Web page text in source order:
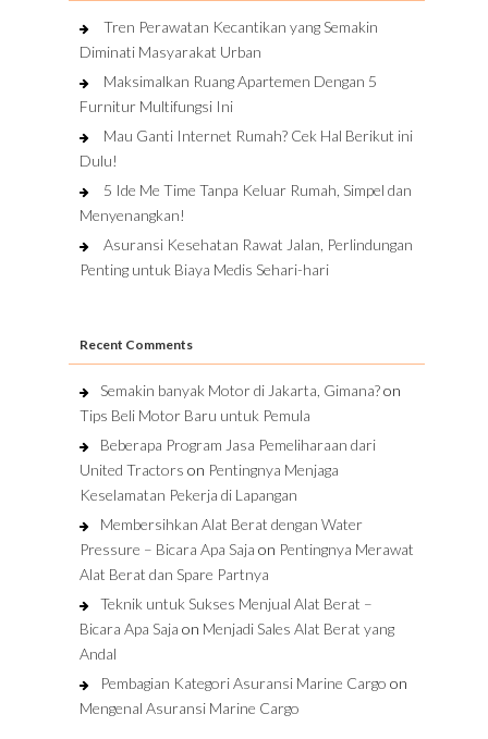
Tren Perawatan Kecantikan yang Semakin
Diminati Masyarakat Urban
Maksimalkan Ruang Apartemen Dengan 5
Furnitur Multifungsi Ini
Mau Ganti Internet Rumah? Cek Hal Berikut ini
Dulu!
5 Ide Me Time Tanpa Keluar Rumah, Simpel dan
Menyenangkan!
Asuransi Kesehatan Rawat Jalan, Perlindungan
Penting untuk Biaya Medis Sehari-hari
Recent Comments
Semakin banyak Motor di Jakarta, Gimana?on
Tips Beli Motor Baru untuk Pemula
Beberapa Program Jasa Pemeliharaan dari
United Tractors on Pentingnya Menjaga
Keselamatan Pekerja di Lapangan
Membersihkan Alat Berat dengan Water
Pressure – Bicara Apa Saja on Pentingnya Merawat
Alat Berat dan Spare Partnya
Teknik untuk Sukses Menjual Alat Berat –
Bicara Apa Saja on Menjadi Sales Alat Berat yang
Andal
Pembagian Kategori Asuransi Marine Cargo on
Mengenal Asuransi Marine Cargo